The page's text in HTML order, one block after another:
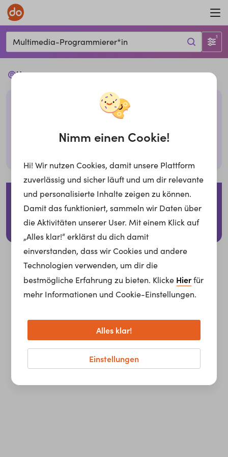
Multimedia-Programmierer*in 1
Ups...
Leider haben wir keine passenden Jobs mit den
gegebenen Filtern. Bitte überprüfe deine Eingabe
oder probiere es mit anderen Filtern,
Impressum Datenschutzerklärung
Für Arbeitgeber
© 2026 whatchado GmbH.
Nimm einen Cookie!
Hi! Wir nutzen Cookies, damit unsere Plattform
zuverlässig und sicher läuft und um dir relevante
und personalisierte Inhalte zeigen zu können.
Damit das funktioniert, sammeln wir Daten über
die Aktivitäten unserer User. Mit einem Klick auf
„Alles klar!“ erklärst du dich damit
einverstanden, dass wir Cookies und andere
Technologien verwenden, um dir die
bestmögliche Erfahrung zu bieten. Klicke Hierfür
mehr Informationen und Cookie-Einstellungen.
Einstellungen
Alles klar!